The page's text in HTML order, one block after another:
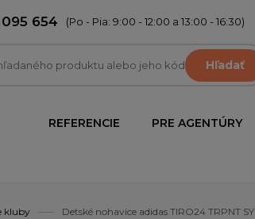
654 (Po - Pia: 9:00 - 12:00 a 13:00 - 16:30)
Hľadať
REFERENCIE PRE AGENTÚRY
kluby Detské nohavice adidas TIRO24 TRPNT SY